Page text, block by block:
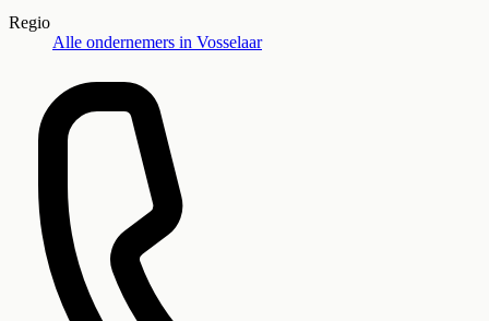
Regio
Alle ondernemers in Vosselaar